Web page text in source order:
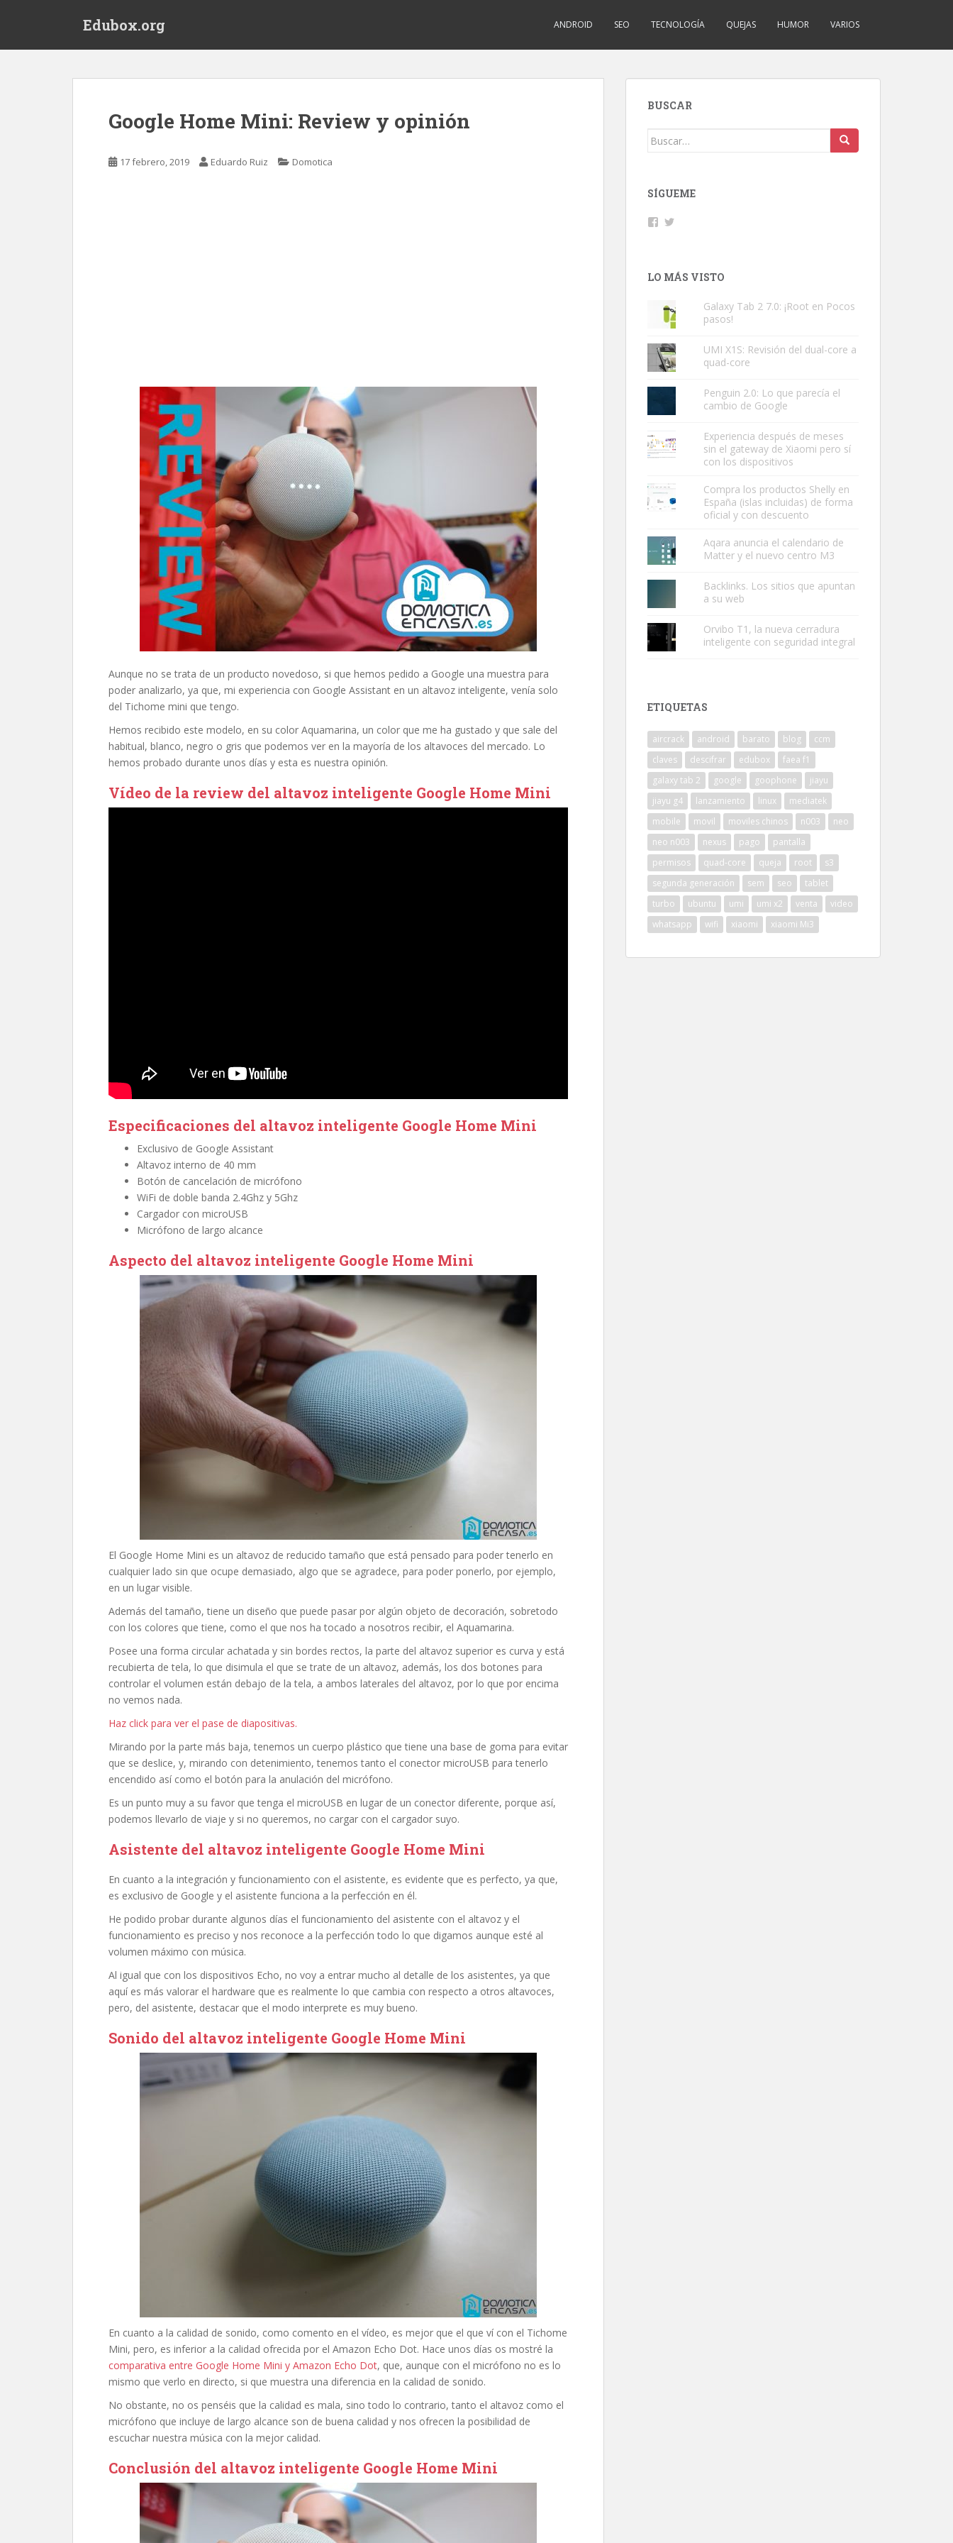
Edubox.org ANDROID SEO TECNOLOGÍA QUEJAS HUMOR VARIOS
Google Home Mini: Review y opinión
17 febrero, 2019 Eduardo Ruiz Domotica
Aunque no se trata de un producto novedoso, si que hemos pedido a Google una muestra para
poder analizarlo, ya que, mi experiencia con Google Assistant en un altavoz inteligente, venía solo
del Tichome mini que tengo.
Hemos recibido este modelo, en su color Aquamarina, un color que me ha gustado y que sale del
habitual, blanco, negro o gris que podemos ver en la mayoría de los altavoces del mercado. Lo
hemos probado durante unos días y esta es nuestra opinión.
Vídeo de la review del altavoz inteligente Google Home Mini
Especificaciones del altavoz inteligente Google Home Mini
Exclusivo de Google Assistant
Altavoz interno de 40 mm
Botón de cancelación de micrófono
WiFi de doble banda 2.4Ghz y 5Ghz
Cargador con microUSB
Micrófono de largo alcance
Aspecto del altavoz inteligente Google Home Mini
El Google Home Mini es un altavoz de reducido tamaño que está pensado para poder tenerlo en
cualquier lado sin que ocupe demasiado, algo que se agradece, para poder ponerlo, por ejemplo,
en un lugar visible.
Además del tamaño, tiene un diseño que puede pasar por algún objeto de decoración, sobretodo
con los colores que tiene, como el que nos ha tocado a nosotros recibir, el Aquamarina.
Posee una forma circular achatada y sin bordes rectos, la parte del altavoz superior es curva y está
recubierta de tela, lo que disimula el que se trate de un altavoz, además, los dos botones para
controlar el volumen están debajo de la tela, a ambos laterales del altavoz, por lo que por encima
no vemos nada.
Haz click para ver el pase de diapositivas.
Mirando por la parte más baja, tenemos un cuerpo plástico que tiene una base de goma para evitar
que se deslice, y, mirando con detenimiento, tenemos tanto el conector microUSB para tenerlo
encendido así como el botón para la anulación del micrófono.
Es un punto muy a su favor que tenga el microUSB en lugar de un conector diferente, porque así,
podemos llevarlo de viaje y si no queremos, no cargar con el cargador suyo.
Asistente del altavoz inteligente Google Home Mini
En cuanto a la integración y funcionamiento con el asistente, es evidente que es perfecto, ya que,
es exclusivo de Google y el asistente funciona a la perfección en él.
He podido probar durante algunos días el funcionamiento del asistente con el altavoz y el
funcionamiento es preciso y nos reconoce a la perfección todo lo que digamos aunque esté al
volumen máximo con música.
Al igual que con los dispositivos Echo, no voy a entrar mucho al detalle de los asistentes, ya que
aquí es más valorar el hardware que es realmente lo que cambia con respecto a otros altavoces,
pero, del asistente, destacar que el modo interprete es muy bueno.
Sonido del altavoz inteligente Google Home Mini
En cuanto a la calidad de sonido, como comento en el vídeo, es mejor que el que ví con el Tichome
Mini, pero, es inferior a la calidad ofrecida por el Amazon Echo Dot. Hace unos días os mostré la
comparativa entre Google Home Mini y Amazon Echo Dot, que, aunque con el micrófono no es lo
mismo que verlo en directo, si que muestra una diferencia en la calidad de sonido.
No obstante, no os penséis que la calidad es mala, sino todo lo contrario, tanto el altavoz como el
micrófono que incluye de largo alcance son de buena calidad y nos ofrecen la posibilidad de
escuchar nuestra música con la mejor calidad.
Conclusión del altavoz inteligente Google Home Mini
BUSCAR
Buscar:
SÍGUEME
Facebook
LO MÁS VISTO
Galaxy Tab 2 7.0: ¡Root en Pocos
pasos!
UMI X1S: Revisión del dual-core a
quad-core
Penguin 2.0: Lo que parecía el
cambio de Google
Experiencia después de meses
sin el gateway de Xiaomi pero sí
con los dispositivos
Compra los productos Shelly en
España (islas incluidas) de forma
oficial y con descuento
Aqara anuncia el calendario de
Matter y el nuevo centro M3
Backlinks. Los sitios que apuntan
a su web
Orvibo T1, la nueva cerradura
inteligente con seguridad integral
ETIQUETAS
aircrack android barato blog
ccm
claves
descifrar edubox
faea f1
galaxy tab 2
google goophone
jiayu
jiayu g4
lanzamiento linux
mediatek
mobile
movil moviles chinos n003
neo
neo n003
nexus pago
pantalla
permisos
quad-core queja root
s3
segunda generación
sem seo
tablet
turbo
ubuntu umi umi x2 venta
video
whatsapp
wifi xiaomi xiaomi Mi3